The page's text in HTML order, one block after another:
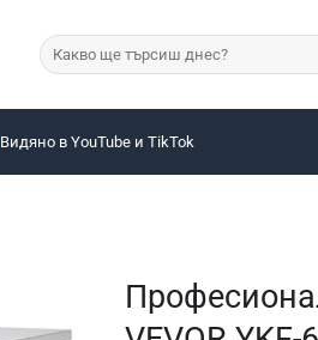
Търсене
за:
Видяно в YouTube и TikTok